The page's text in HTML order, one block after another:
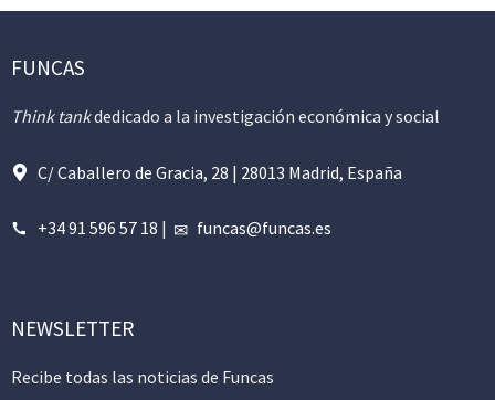
FUNCAS
Think tankdedicado a la investigación económica y social
C/ Caballero de Gracia, 28 | 28013 Madrid, España
+34 91 596 57 18 | funcas@funcas.es
NEWSLETTER
Recibe todas las noticias de Funcas